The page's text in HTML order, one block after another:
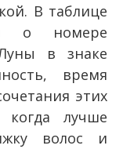
В таблице
о номере
в знаке
время
этих
лучше
волос и